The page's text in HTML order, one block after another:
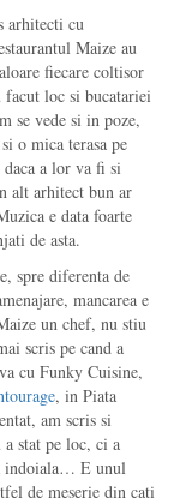
arhitecti cu
Maize au
fiecare coltisor
loc si bucatariei
se vede si in poze,
o mica terasa pe
a lor va fi si
alt arhitect bun ar
e data foarte
de asta.
spre diferenta de
mancarea e
un chef, nu stiu
scris pe cand a
cu Funky Cuisine,
, in Piata
am scris si
a stat pe loc, ci a
indoiala… E unul
de meserie din cati